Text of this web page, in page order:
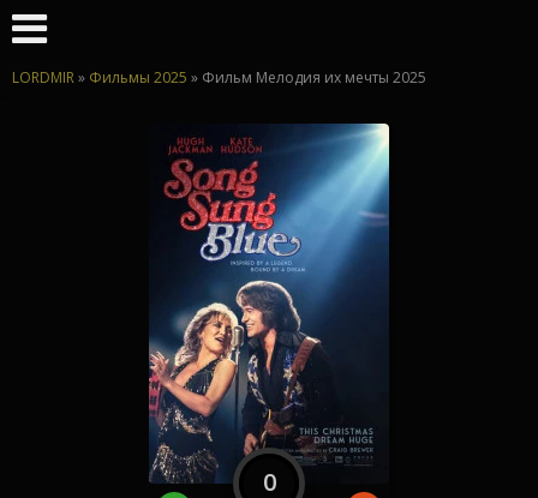
LORDMIR» Фильмы 2025 » Фильм Мелодия их мечты 2025
0